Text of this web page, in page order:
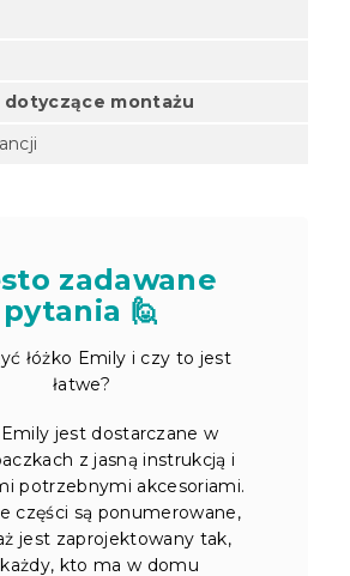
montażu
zadawane
pytania 🙋
łóżko Emily i czy to jest
łatwe?
jest dostarczane w
z jasną instrukcją i
potrzebnymi akcesoriami.
części są ponumerowane,
jest zaprojektowany tak,
kto ma w domu